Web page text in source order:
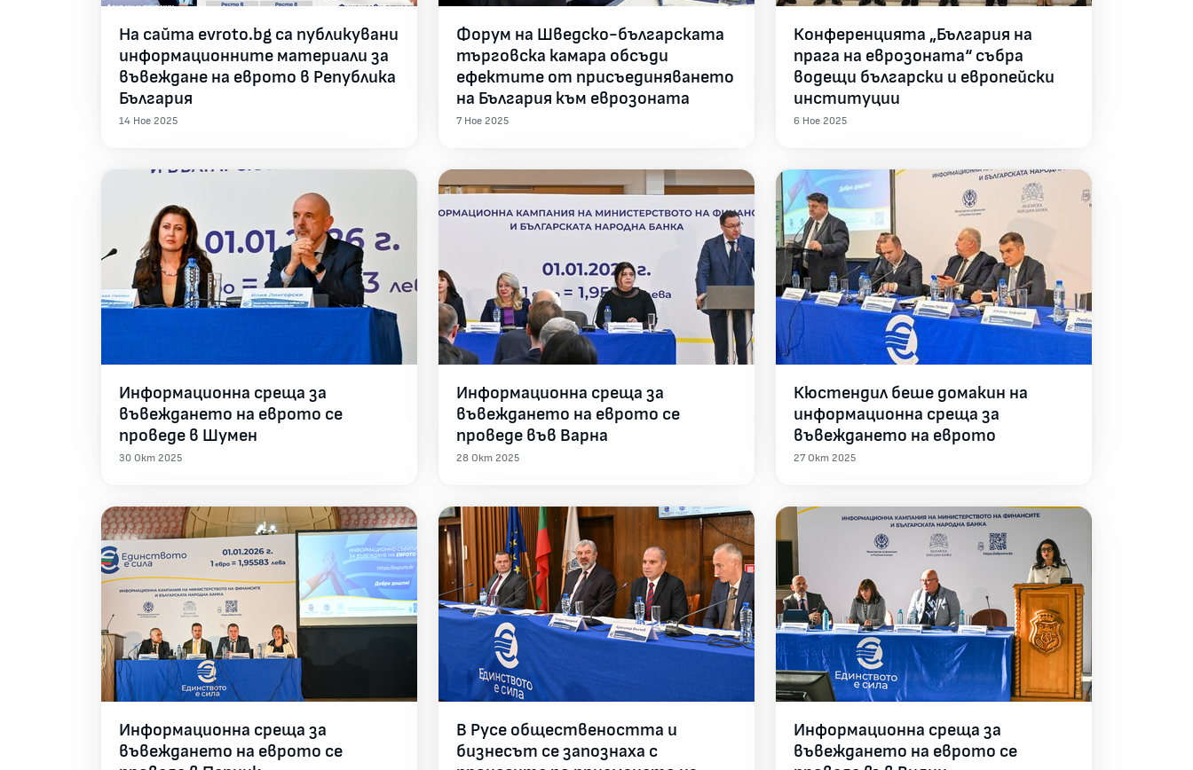
На сайта evroto.bg са публикувани
информационните материали за
въвеждане на еврото в Република
България
14 Ное 2025
Форум на Шведско-българската
търговска камара обсъди
ефектите от присъединяването
на България към еврозоната
7 Ное 2025
Конференцията „България на
прага на еврозоната“ събра
водещи български и европейски
институции
6 Ное 2025
Информационна среща за
въвеждането на еврото се
проведе в Шумен
30 Окт 2025
Информационна среща за
въвеждането на еврото се
проведе във Варна
28 Окт 2025
Кюстендил беше домакин на
информационна среща за
въвеждането на еврото
27 Окт 2025
Информационна среща за
въвеждането на еврото се
В Русе обществеността и
бизнесът се запознаха с
Информационна среща за
въвеждането на еврото се